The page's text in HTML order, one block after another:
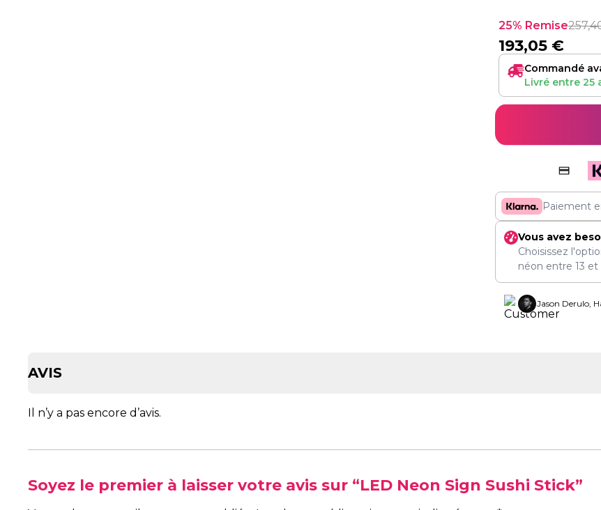
25% Remise
193,05 €
Commandé
Livré entre 25
Paiement
Vous avez
Choisissez
néon entre 13 et
Jason Derulo,
AVIS
Il n’y a pas encore d’avis.
Soyez le premier à laisser votre avis sur “LED Neon Sign Sushi Stick”